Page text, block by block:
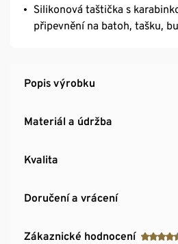
Silikonová taštička s
připevnění na batoh, tašku,
Popis výrobku
Materiál a údržba
Kvalita
Doručení a vrácení
Zákaznické hodnocení